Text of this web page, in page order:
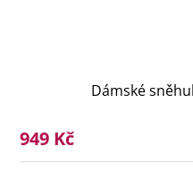
Dámské
949 Kč